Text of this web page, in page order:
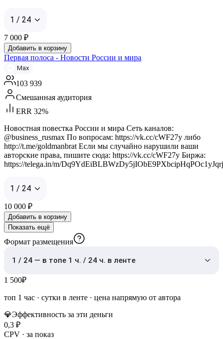
1 / 24
7 000 ₽
Добавить в корзину
Первая полоса - Новости России и мира
Max
103 939
Смешанная аудитория
ERR 32%
Новостная повестка России и мира Сеть каналов:
@business_rusmax По вопросам: https://vk.cc/cWF27y либо
http://t.me/goldmanbrat Если мы случайно нарушили ваши
авторские права, пишите сюда: https://vk.cc/cWF27y Биржа:
https://telega.in/m/
1 / 24
10 000 ₽
Добавить в корзину
Показать ещё
Формат размещения
1 / 24 — в топе 1 ч. / 24 ч. в ленте
1 500₽
топ 1 час · сутки в ленте · цена напрямую от автора
💎Эффективность за эти деньги
0,3 ₽
CPV · за показ